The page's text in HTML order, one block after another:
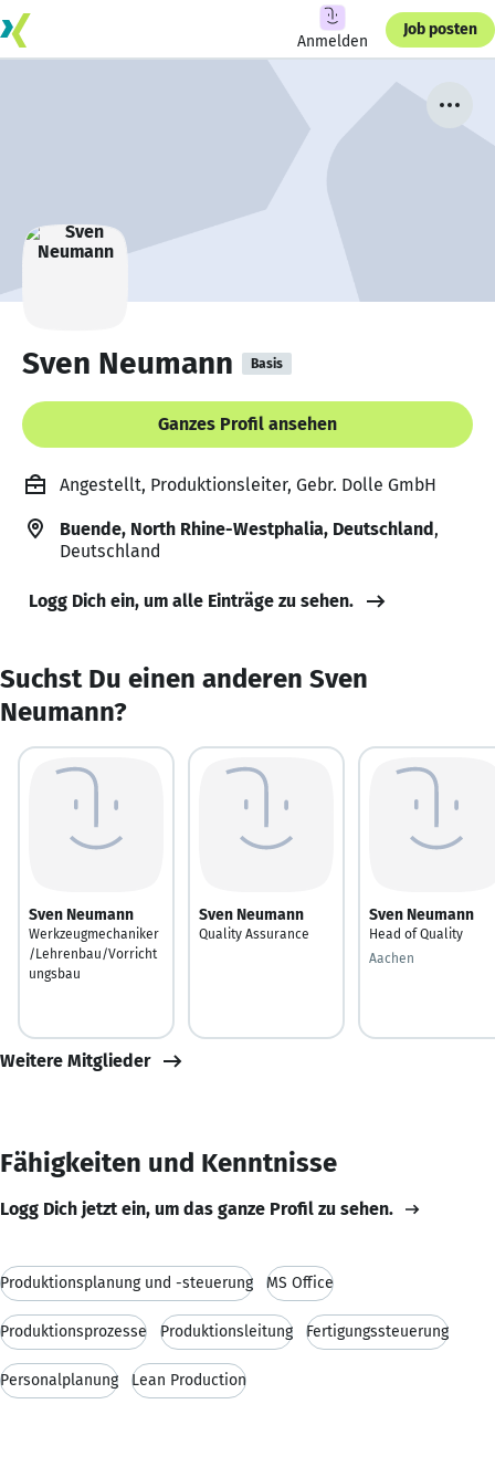
Anmelden
Job posten
Sven Neumann Basis
Ganzes Profil ansehen
Angestellt, Produktionsleiter, Gebr. Dolle GmbH
Buende, North Rhine-Westphalia, Deutschland,
Deutschland
Logg Dich ein, um alle Einträge zu sehen.
Suchst Du einen anderen Sven
Neumann?
Sven Neumann
Werkzeugmechaniker
/Lehrenbau/Vorricht
ungsbau
Sven Neumann
Quality Assurance
Sven Neumann
Head of Quality
Aachen
Weitere Mitglieder
Fähigkeiten und Kenntnisse
Logg Dich jetzt ein, um das ganze Profil zu sehen.
Produktionsplanung und -steuerung MS Office
Produktionsprozesse Produktionsleitung Fertigungssteuerung
Personalplanung Lean Production